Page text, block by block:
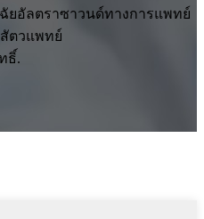
ยอัลตราซาวนด์ทางการแพทย์
ตวแพทย์
ธิ์.